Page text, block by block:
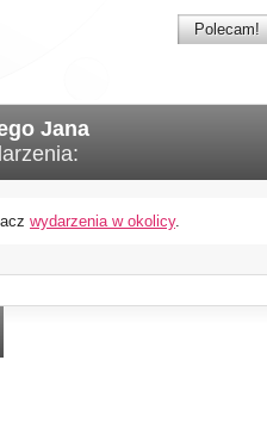
Polecam!
Jana
wydarzenia w okolicy.